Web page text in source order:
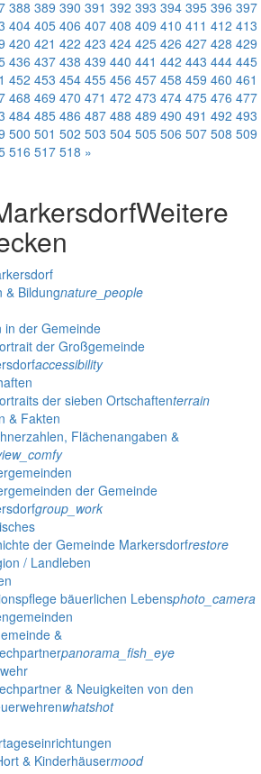
388 389 390 391 392 393 394 395 396 397
404 405 406 407 408 409 410 411 412 413
420 421 422 423 424 425 426 427 428 429
436 437 438 439 440 441 442 443 444 445
452 453 454 455 456 457 458 459 460 461
468 469 470 471 472 473 474 475 476 477
484 485 486 487 488 489 490 491 492 493
500 501 502 503 504 505 506 507 508 509
516 517 518 »
Weitere
& Bildungnature_people
in der Gemeinde
der Großgemeinde
accessibility
der sieben Ortschaftenterrain
& Fakten
Flächenangaben &
der Gemeinde
group_work
der Gemeinde Markersdorfrestore
/ Landleben
bäuerlichen Lebensphoto_camera
&
panorama_fish_eye
& Neuigkeiten von den
whatshot
& Kinderhäusermood